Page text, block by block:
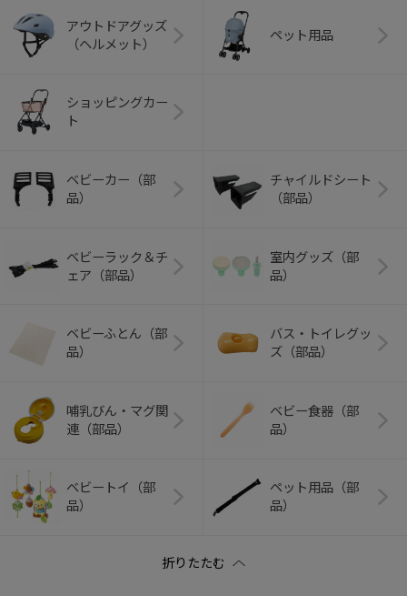
アウトドアグッズ
（ヘルメット）
ペット用品
ショッピングカー
ト
ベビーカー（部
品）
チャイルドシート
（部品）
ベビーラック＆チ
ェア（部品）
室内グッズ（部
品）
ベビーふとん（部
品）
バス・トイレグッ
ズ（部品）
哺乳びん・マグ関
連（部品）
ベビー食器（部
品）
ベビートイ（部
品）
ペット用品（部
品）